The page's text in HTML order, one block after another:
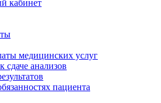
кабинет
медицинских услуг
сдаче анализов
пациента